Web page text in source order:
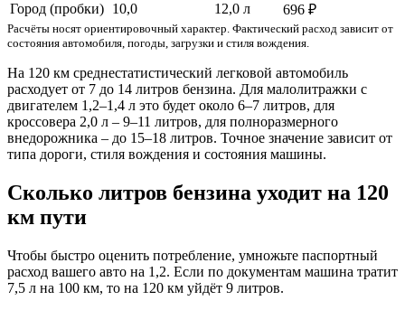
Город (пробки) 10,0 12,0 л 696 ₽
Расчёты носят ориентировочный характер. Фактический расход зависит от
состояния автомобиля, погоды, загрузки и стиля вождения.
На 120 км среднестатистический легковой автомобиль
расходует от 7 до 14 литров бензина. Для малолитражки с
двигателем 1,2–1,4 л это будет около 6–7 литров, для
кроссовера 2,0 л – 9–11 литров, для полноразмерного
внедорожника – до 15–18 литров. Точное значение зависит от
типа дороги, стиля вождения и состояния машины.
Сколько литров бензина уходит на 120
км пути
Чтобы быстро оценить потребление, умножьте паспортный
расход вашего авто на 1,2. Если по документам машина тратит
7,5 л на 100 км, то на 120 км уйдёт 9 литров.